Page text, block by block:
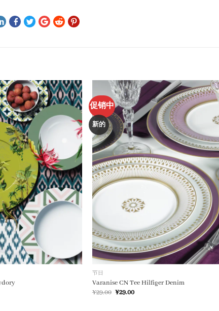
加入
心愿
单
促销中
新的
节日
Varanise CN Tee Hilfiger Denim
¥29.00 原
¥29.00当